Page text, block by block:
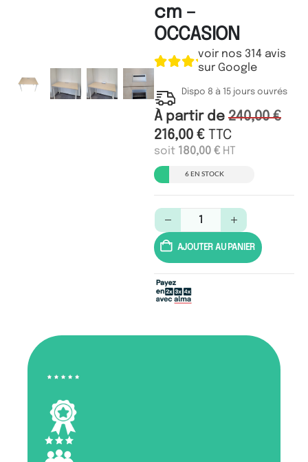
cm –
OCCASION
voir nos 314 avis
sur Google
Dispo 8 à 15 jours ouvrés
À partir de 240,00€
216,00 € TTC
soit 180,00 € HT
6 EN STOCK
AJOUTER AU PANIER